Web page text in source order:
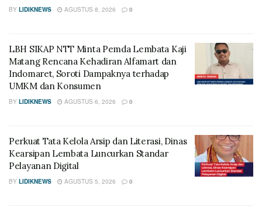
BY LIDIKNEWS AGUSTUS 8, 2026 0
LBH SIKAP NTT Minta Pemda Lembata Kaji
Matang Rencana Kehadiran Alfamart dan
Indomaret, Soroti Dampaknya terhadap
UMKM dan Konsumen
BY LIDIKNEWS AGUSTUS 6, 2026 0
Perkuat Tata Kelola Arsip dan Literasi, Dinas
Kearsipan Lembata Luncurkan Standar
Pelayanan Digital
BY LIDIKNEWS AGUSTUS 5, 2026 0